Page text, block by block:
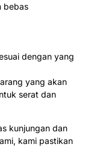
bebas
dengan yang
yang akan
serat dan
kunjungan dan
kami pastikan